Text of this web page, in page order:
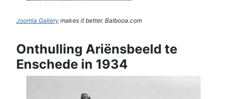
Joomla Gallery makes it better. Balbooa.com
Onthulling Ariënsbeeld te
Enschede in 1934